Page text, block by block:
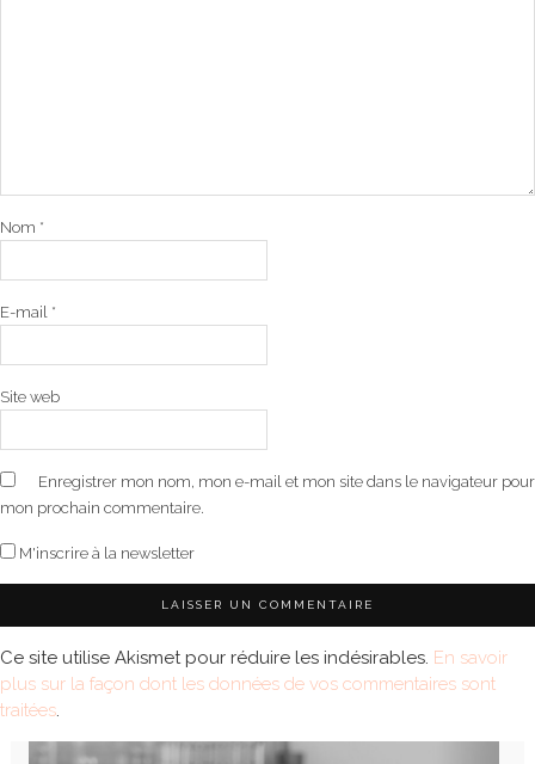
Nom *
E-mail *
Site web
Enregistrer mon nom, mon e-mail et mon site dans le navigateur pour
mon prochain commentaire.
M'inscrire à la newsletter
Ce site utilise Akismet pour réduire les indésirables. En savoir
plus sur la façon dont les données de vos commentaires sont
traitées.